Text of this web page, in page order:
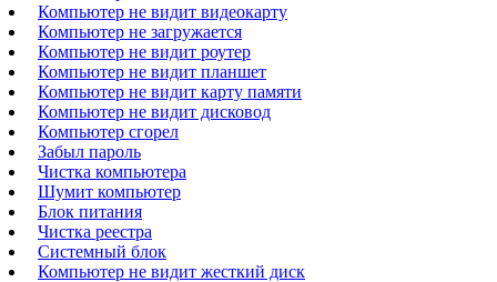
Компьютер не видит видеокарту
Компьютер не загружается
Компьютер не видит роутер
Компьютер не видит планшет
Компьютер не видит карту памяти
Компьютер не видит дисковод
Компьютер сгорел
Забыл пароль
Чистка компьютера
Шумит компьютер
Блок питания
Чистка реестра
Системный блок
Компьютер не видит жесткий диск